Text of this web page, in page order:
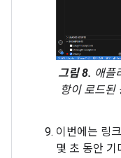
그림 8. 애플
항이 로드된
이번에는 링
몇 초 동안 기